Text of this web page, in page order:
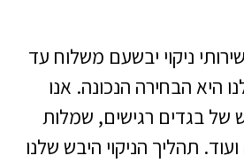
ניקוי יבשעם משלוח עד
היא הבחירה הנכונה. אנו
של בגדים רגישים, שמלות
תהליך הניקוי היבש שלנו